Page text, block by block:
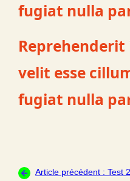
fugiat nulla
velit esse
fugiat nulla
Article précédent : Test 2